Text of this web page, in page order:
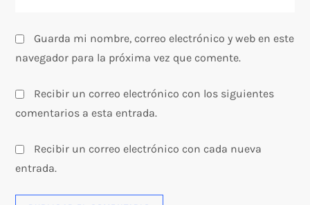
s
Guarda mi nombre, correo electrónico y web en este
navegador para la próxima vez que comente.
Recibir un correo electrónico con los siguientes
comentarios a esta entrada.
Recibir un correo electrónico con cada nueva
entrada.